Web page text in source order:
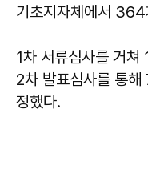
기초지자체에서 364
1차 서류심사를 거
2차 발표심사를 통해
정했다.